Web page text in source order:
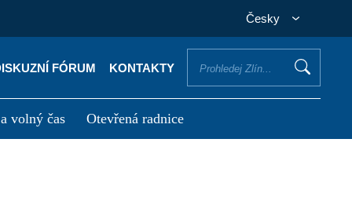
Česky
FÓRUM KONTAKTY
volný čas Otevřená radnice